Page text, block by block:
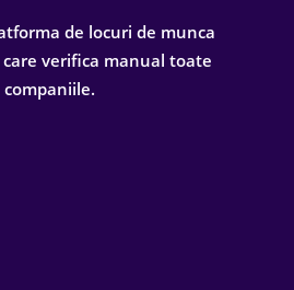
de locuri de munca
verifica manual toate